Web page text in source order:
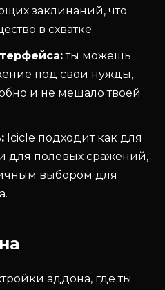
заклинаний, что
в схватке.
ты можешь
под свои нужды,
и не мешало твоей
Icicle подходит как для
для полевых сражений,
выбором для
аддона, где ты